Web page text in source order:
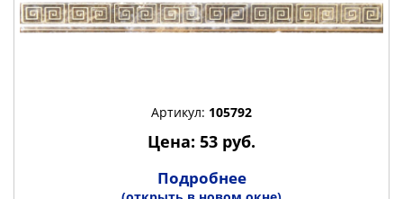
Артикул: 105792
Цена: 53 руб.
Подробнее